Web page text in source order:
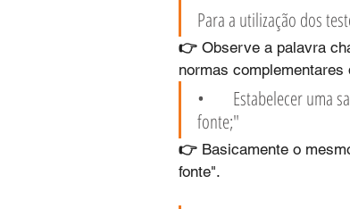
Para a utilização dos
👉 Observe a palavra
normas
•	Estabelecer uma sala privativa para a realização da testagem para o controle da
fonte;"
👉 Basicamente o
fonte".